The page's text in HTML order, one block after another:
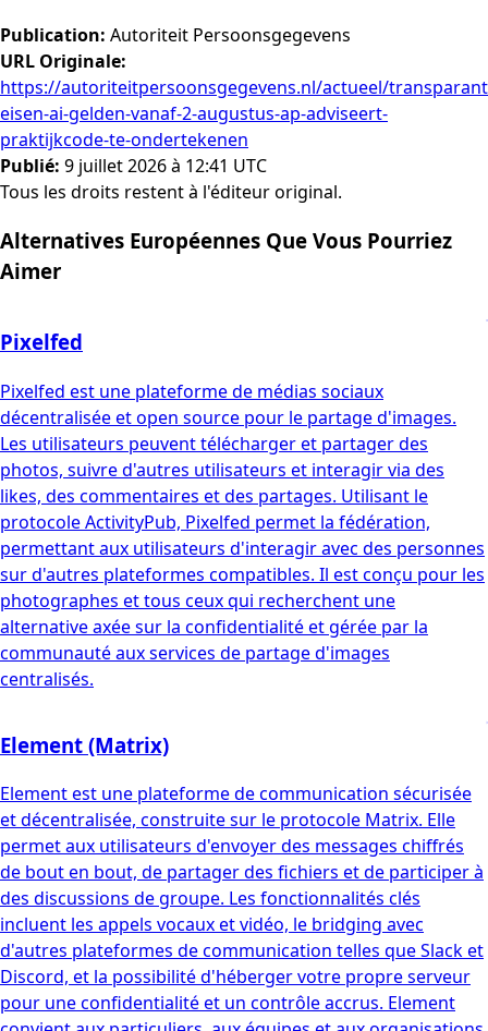
Publication: Autoriteit Persoonsgegevens
URL Originale:
https://autoriteitpersoonsgegevens.nl/actueel/
eisen-ai-gelden-vanaf-2-augustus-ap-adviseert-
praktijkcode-te-ondertekenen
Publié: 9 juillet 2026 à 12:41 UTC
Tous les droits restent à l'éditeur original.
Alternatives Européennes Que Vous Pourriez
Aimer
Pixelfed
Pixelfed est une plateforme de médias sociaux
décentralisée et open source pour le partage d'images.
Les utilisateurs peuvent télécharger et partager des
photos, suivre d'autres utilisateurs et interagir via des
likes, des commentaires et des partages. Utilisant le
protocole ActivityPub, Pixelfed permet la fédération,
permettant aux utilisateurs d'interagir avec des personnes
sur d'autres plateformes compatibles. Il est conçu pour les
photographes et tous ceux qui recherchent une
alternative axée sur la confidentialité et gérée par la
communauté aux services de partage d'images
centralisés.
Element (Matrix)
Element est une plateforme de communication sécurisée
et décentralisée, construite sur le protocole Matrix. Elle
permet aux utilisateurs d'envoyer des messages chiffrés
de bout en bout, de partager des fichiers et de participer à
des discussions de groupe. Les fonctionnalités clés
incluent les appels vocaux et vidéo, le bridging avec
d'autres plateformes de communication telles que Slack et
Discord, et la possibilité d'héberger votre propre serveur
pour une confidentialité et un contrôle accrus. Element